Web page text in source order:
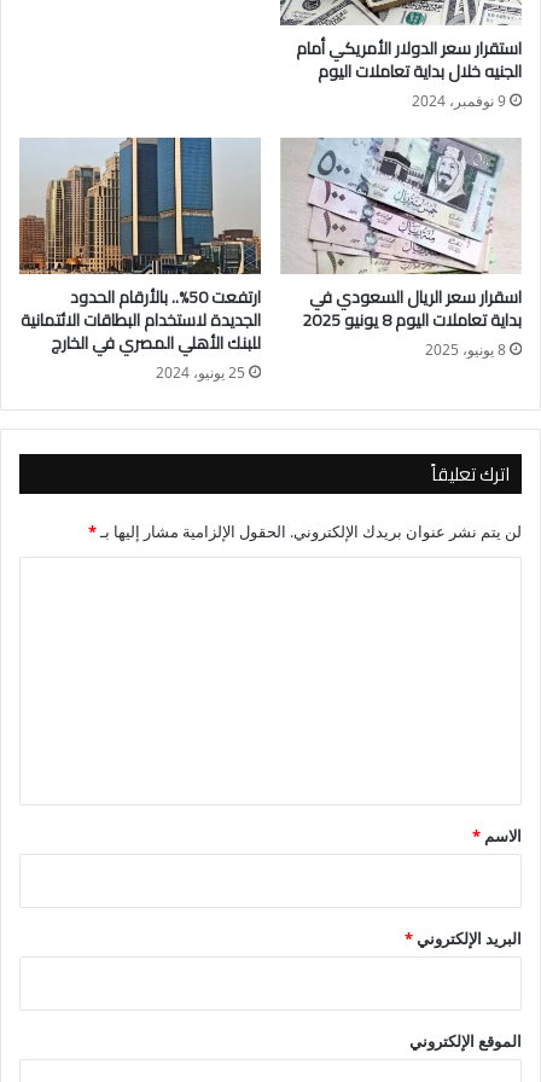
سعر الدولار الأمريكي اليوم للشراء 50.35جنيه
سعر الدولار الأمريكي اليوم للبيع 50.45جنيه
البنك المركزي المصري
سعر الدولار الأمريكي اليوم للشراء 50.31جنيه
سعر الدولار الأمريكي اليوم للبيع 50.44جنيه
استقرار سعر الدولار الأمريكي أمام
الجنيه خلال بداية تعاملات اليوم
9 نوفمبر، 2024
اسقرار سعر الريال السعودي في
بداية تعاملات اليوم 8 يونيو 2025
8 يونيو، 2025
ارتفعت 50%.. بالأرقام الحدود
الجديدة لاستخدام البطاقات الائتمانية
للبنك الأهلي المصري في الخارج
25 يونيو، 2024
اترك تعليقاً
لن يتم نشر عنوان بريدك الإلكتروني. الحقول الإلزامية مشار إليها بـ*
*
الاسم *
البريد الإلكتروني*
الموقع الإلكتروني